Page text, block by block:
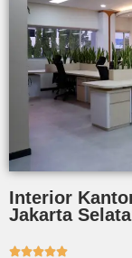
Interior
Jakarta
